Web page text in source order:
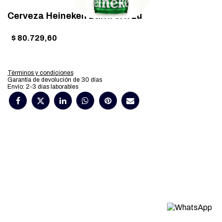
Cerveza Heineken Barril 5l x 2u
$ 80.729,60
Términos y condiciones
Garantía de devolución de 30 días
Envío: 2-3 días laborables